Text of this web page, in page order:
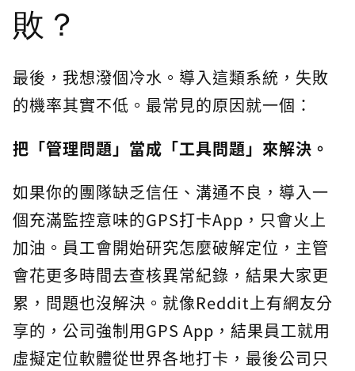
敗？
最後，我想潑個冷水。導入這類系統，失敗
的機率其實不低。最常見的原因就一個：
把「管理問題」當成「工具問題」來解決。
如果你的團隊缺乏信任、溝通不良，導入一
個充滿監控意味的GPS打卡App，只會火上
加油。員工會開始研究怎麼破解定位，主管
會花更多時間去查核異常紀錄，結果大家更
累，問題也沒解決。就像Reddit上有網友分
享的，公司強制用GPS App，結果員工就用
虛擬定位軟體從世界各地打卡，最後公司只